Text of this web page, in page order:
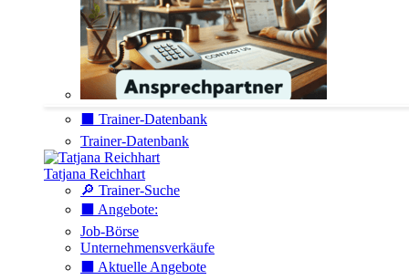
⬛️ Trainer-Datenbank
Trainer-Datenbank
Tatjana Reichhart
🔎 Trainer-Suche
⬛️ Angebote:
Job-Börse
Unternehmensverkäufe
⬛️ Aktuelle Angebote